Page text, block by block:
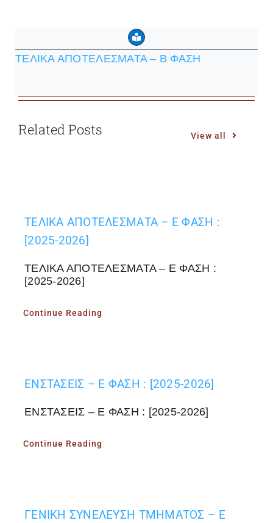
ΤΕΛΙΚΑ ΑΠΟΤΕΛΕΣΜΑΤΑ – B ΦΑΣΗ
Related Posts View all
ΤΕΛΙΚΑ ΑΠΟΤΕΛΕΣΜΑΤΑ – Ε ΦΑΣΗ :
[2025-2026]
ΤΕΛΙΚΑ ΑΠΟΤΕΛΕΣΜΑΤΑ – Ε ΦΑΣΗ :
[2025-2026]
Continue Reading
ΕΝΣΤΑΣΕΙΣ – Ε ΦΑΣΗ : [2025-2026]
ΕΝΣΤΑΣΕΙΣ – Ε ΦΑΣΗ : [2025-2026]
Continue Reading
ΓΕΝΙΚΗ ΣΥΝΕΛΕΥΣΗ ΤΜΗΜΑΤΟΣ – Ε